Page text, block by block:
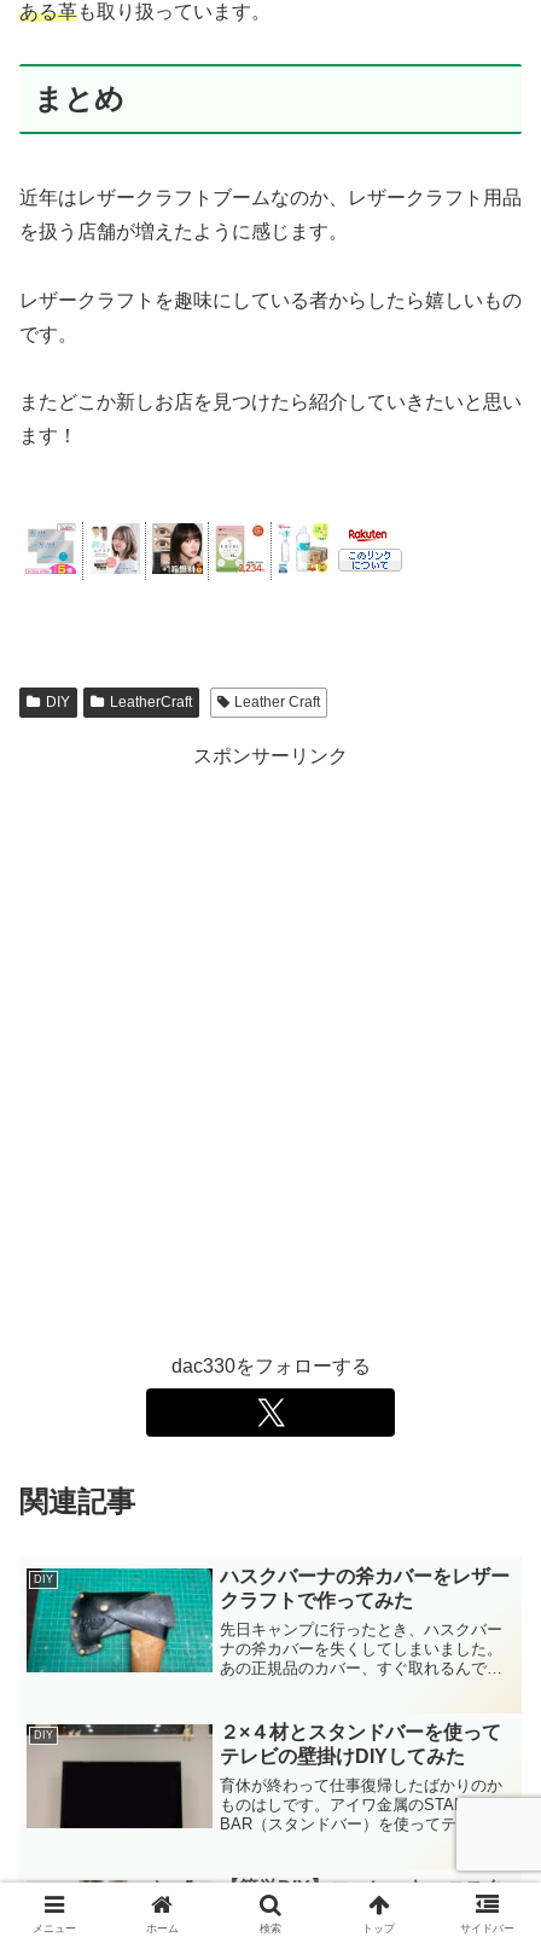
ある革も取り扱っています。
まとめ
近年はレザークラフトブームなのか、レザークラフト用品
を扱う店舗が増えたように感じます。
レザークラフトを趣味にしている者からしたら嬉しいもの
です。
またどこか新しお店を見つけたら紹介していきたいと思い
ます！
DIY LeatherCraft Leather Craft
スポンサーリンク
dac330をフォローする
関連記事
DIY
ハスクバーナの斧カバーをレザー
クラフトで作ってみた
先日キャンプに行ったとき、ハスクバー
ナの斧カバーを失くしてしまいました。
あの正規品のカバー、すぐ取れるんです
とにしました！まず革を切り出します。
刃のカバー部分：約21c...
DIY
２×４材とスタンドバーを使って
テレビの壁掛けDIYしてみた
育休が終わって仕事復帰したばかりのか
ものはしです。アイワ金属のSTAND
BAR（スタンドバー）を使ってテレビを
はしやすいし最高です。スタンドバーを
使った僕なりのテレビ...
【簡単DIY】コーヒーキャニスタ
ーをオシャレで便利にリメイク！
購入日や豆の種類をメモできる！
メニュー ホーム 検索 トップ サイドバー